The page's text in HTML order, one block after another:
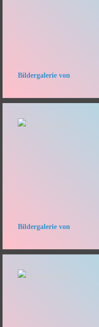
Bildergalerie von
Bildergalerie von